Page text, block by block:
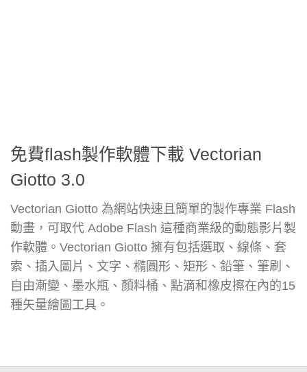
免費flash製作軟體下載 Vectorian
Giotto 3.0
Vectorian Giotto 為網站快速且簡單的製作專業 Flash
動畫，可取代 Adobe Flash 這種商業級的動態影片製
作軟體。Vectorian Giotto 擁有包括選取、線條、套
索、插入圖片、文字、橢圓形、矩形、鉛筆、筆刷、
自由漸變、墨水瓶、顏料桶、點滴和橡皮擦在內的15
種矢量繪圖工具。